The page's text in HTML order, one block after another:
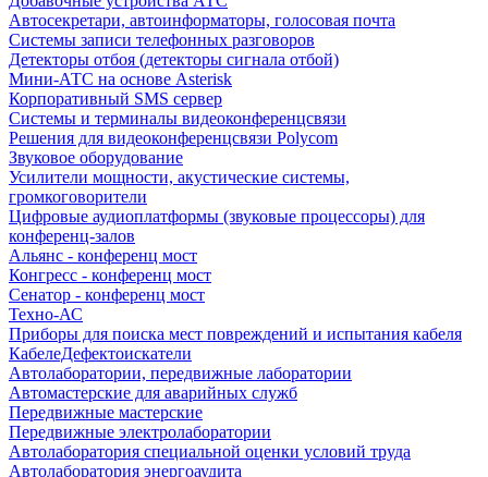
Автосекретари, автоинформаторы, голосовая почта
Системы записи телефонных разговоров
Детекторы отбоя (детекторы сигнала отбой)
Мини-АТС на основе Asterisk
Корпоративный SMS сервер
Системы и терминалы видеоконференцсвязи
Решения для видеоконференцсвязи Polycom
Звуковое оборудование
Усилители мощности, акустические системы,
громкоговорители
Цифровые аудиоплатформы (звуковые процессоры) для
конференц-залов
Альянс - конференц мост
Конгресс - конференц мост
Сенатор - конференц мост
Техно-АС
Приборы для поиска мест повреждений и испытания кабеля
КабелеДефектоискатели
Автолаборатории, передвижные лаборатории
Автомастерские для аварийных служб
Передвижные мастерские
Передвижные электролаборатории
Автолаборатория специальной оценки условий труда
Автолаборатория энергоаудита